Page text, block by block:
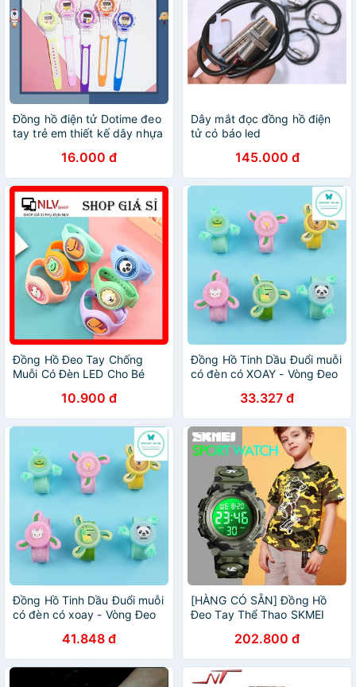
Đồng hồ điện tử Dotime đeo
tay trẻ em thiết kế dây nhựa
16.000 đ
Dây mắt đọc đồng hồ điện
tử có báo led
145.000 đ
Đồng Hồ Đeo Tay Chống
Muỗi Có Đèn LED Cho Bé
10.900 đ
Đồng Hồ Tinh Dầu Đuổi muỗi
có đèn có XOAY - Vòng Đeo
Cho Bé Trai Gái
33.327 đ
Đồng Hồ Tinh Dầu Đuổi muỗi
có đèn có xoay - Vòng Đeo
Cho Bé Trai Gái
41.848 đ
[HÀNG CÓ SẴN] Đồng Hồ
Đeo Tay Thể Thao SKMEI
Chống Nước Cho Trẻ Em
202.800 đ